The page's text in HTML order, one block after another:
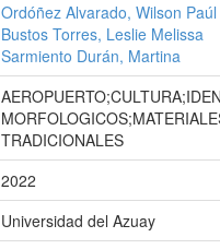
Ordóñez Alvarado, Wilson Paúl
Bustos Torres, Leslie Melissa
Sarmiento Durán, Martina
TRADICIONALES
2022
Universidad del Azuay